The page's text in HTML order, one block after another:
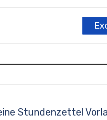
Stundenzettel